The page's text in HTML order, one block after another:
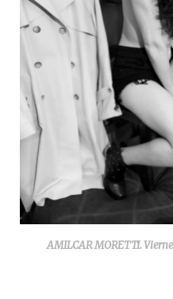
AMILCAR MORETTI.